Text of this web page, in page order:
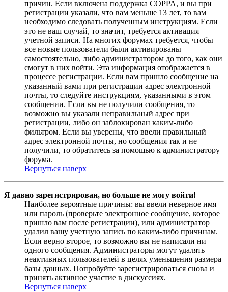
причин. Если включена поддержка COPPA, и вы при
регистрации указали, что вам меньше 13 лет, то вам
необходимо следовать полученным инструкциям. Если
это не ваш случай, то значит, требуется активация
учетной записи. На многих форумах требуется, чтобы
все новые пользователи были активированы
самостоятельно, либо администратором до того, как они
смогут в них войти. Эта информация отображается в
процессе регистрации. Если вам пришло сообщение на
указанный вами при регистрации адрес электронной
почты, то следуйте инструкциям, указанными в этом
сообщении. Если вы не получили сообщения, то
возможно вы указали неправильный адрес при
регистрации, либо он заблокирован каким-либо
фильтром. Если вы уверены, что ввели правильный
адрес электронной почты, но сообщения так и не
получили, то обратитесь за помощью к администратору
форума.
Вернуться наверх
Я давно зарегистрирован, но больше не могу войти!
Наиболее вероятные причины: вы ввели неверное имя
или пароль (проверьте электронное сообщение, которое
пришло вам после регистрации), или администратор
удалил вашу учетную запись по каким-либо причинам.
Если верно второе, то возможно вы не написали ни
одного сообщения. Администраторы могут удалять
неактивных пользователей в целях уменьшения размера
базы данных. Попробуйте зарегистрироваться снова и
принять активное участие в дискуссиях.
Вернуться наверх